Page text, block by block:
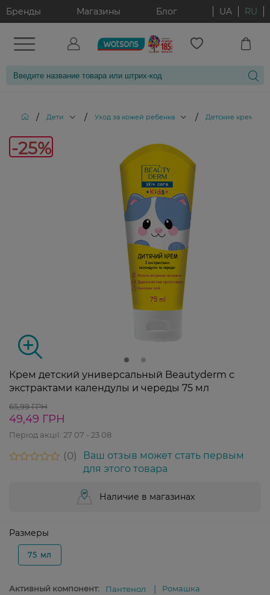
Бренды Магазины Блог UA RU
/ Дети / Уход за кожей ребенка / Детские крема
-25%
Крем детский универсальный Beautyderm с
экстрактами календулы и череды 75 мл
65,99 ГРН
49,49 ГРН
Період акції: 27 07 - 23 08
0
Ваш отзыв может стать первым
для этого товара
Наличие в магазинах
Размеры
75 мл
Активный компонент: Пантенол Ромашка